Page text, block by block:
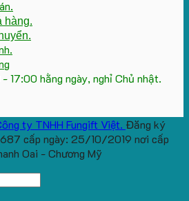
hàng.
17:00 hằng ngày, nghỉ Chủ nhật.
ty TNHH Fungift Việt. Đăng ký
cấp ngày: 25/10/2019 nơi cấp
Oai - Chương Mỹ